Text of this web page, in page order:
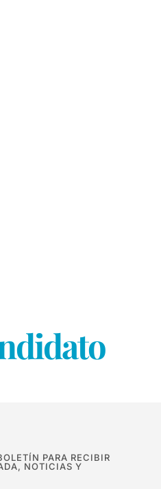
PARA RECIBIR
NOTICIAS Y